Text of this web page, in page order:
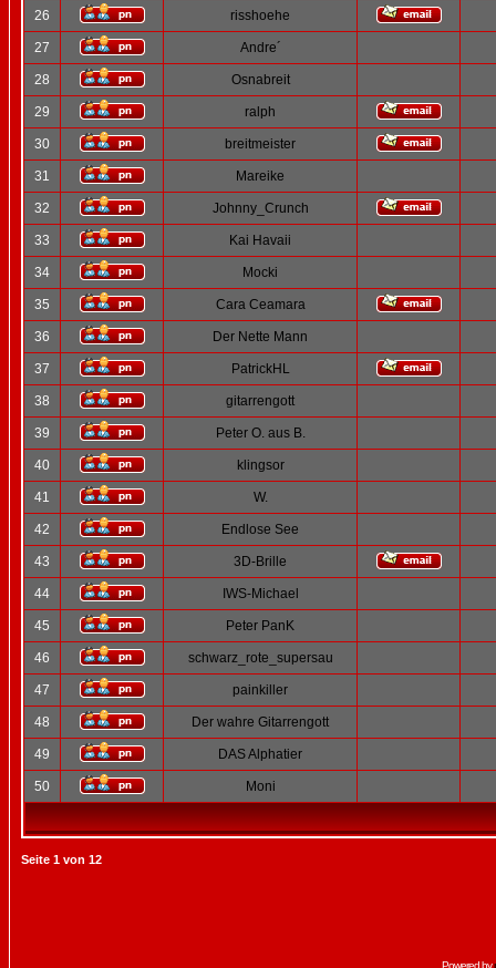
26 risshoehe
27 Andre´
28 Osnabreit
29 ralph
30 breitmeister
31 Mareike
32 Johnny_Crunch
33 Kai Havaii
34 Mocki
35 Cara Ceamara
36 Der Nette Mann
37 PatrickHL
38 gitarrengott
39 Peter O. aus B.
40 klingsor
41 W.
42 Endlose See
43 3D-Brille
44 IWS-Michael
45 Peter PanK
46 schwarz_rote_supersau
47 painkiller
48 Der wahre Gitarrengott
49 DAS Alphatier
50 Moni
Seite 1 von 12
Powered by